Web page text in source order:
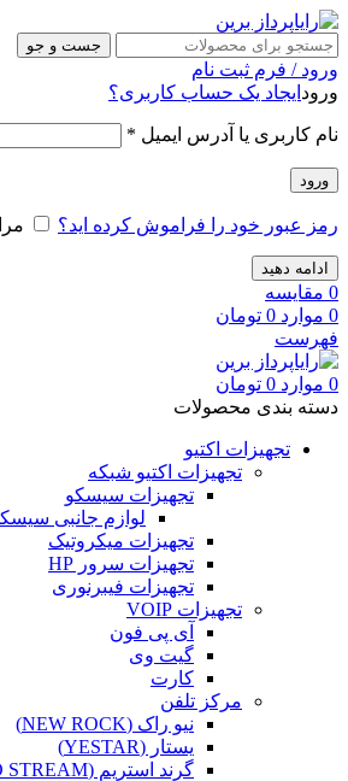
جست و جو
ورود / فرم ثبت نام
ورود ایجاد یک حساب کاربری؟
نام کاربری یا آدرس ایمیل *
ورود
رمز عبور خود را فراموش کرده اید؟
ادامه دهید
0 مقایسه
0 موارد 0 تومان
فهرست
0 موارد 0 تومان
دسته بندی محصولات
تجهیزات اکتیو
تجهیزات اکتیو شبکه
تجهیزات سیسکو
لوازم جانبی
تجهیزات میکروتیک
تجهیزات سرور HP
تجهیزات فیبرنوری
تجهیزات VOIP
آی پی فون
گیت وی
کارت
مرکز تلفن
نیو راک (NEW ROCK)
یستار (YESTAR)
گرند استریم (GRAND STREAM)